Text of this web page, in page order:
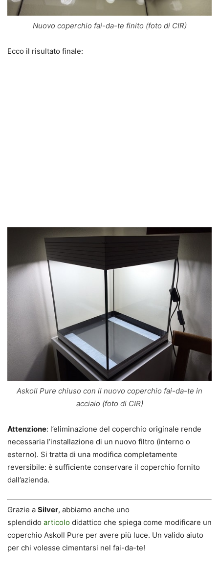
Nuovo coperchio fai-da-te finito (foto di CIR)
Ecco il risultato finale:
Askoll Pure chiuso con il nuovo coperchio fai-da-te in
acciaio (foto di CIR)
Attenzione: l’eliminazione del coperchio originale rende
necessaria l’installazione di un nuovo filtro (interno o
esterno). Si tratta di una modifica completamente
reversibile: è sufficiente conservare il coperchio fornito
dall’azienda.
Grazie a Silver, abbiamo anche uno
splendido articolo didattico che spiega come modificare un
coperchio Askoll Pure per avere più luce. Un valido aiuto
per chi volesse cimentarsi nel fai-da-te!